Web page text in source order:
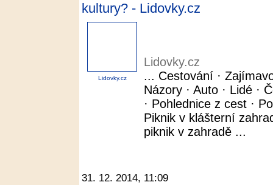
kultury? - Lidovky.cz
Lidovky.cz
Lidovky.cz
... Cestování ·
Názory · Auto · Lidé ·
· Pohlednice z cest ·
Piknik v klášterní
piknik v zahradě ...
31. 12. 2014, 11:09